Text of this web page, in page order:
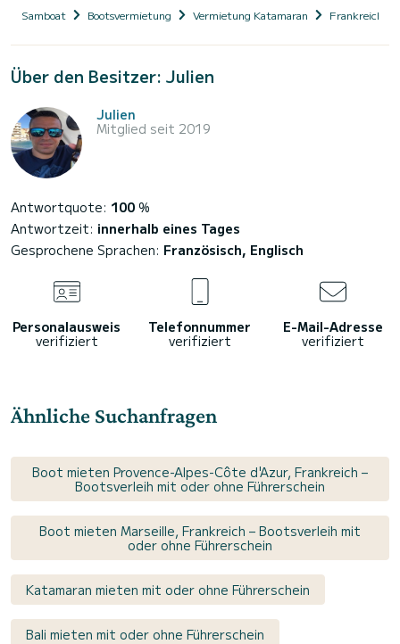
Samboat Bootsvermietung Vermietung Katamaran Frankreich
Über den Besitzer: Julien
Julien
Mitglied seit 2019
Antwortquote: 100 %
Antwortzeit: innerhalb eines Tages
Gesprochene Sprachen: Französisch, Englisch
Personalausweis
verifiziert
Telefonnummer
verifiziert
E-Mail-Adresse
verifiziert
Ähnliche Suchanfragen
Boot mieten Provence-Alpes-Côte d'Azur, Frankreich –
Bootsverleih mit oder ohne Führerschein
Boot mieten Marseille, Frankreich – Bootsverleih mit
oder ohne Führerschein
Katamaran mieten mit oder ohne Führerschein
Bali mieten mit oder ohne Führerschein